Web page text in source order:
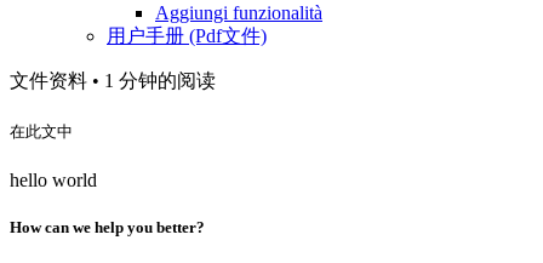
Aggiungi funzionalità
用户手册 (Pdf文件)
文件资料 • 1 分钟的阅读
在此文中
hello world
How can we help you better?